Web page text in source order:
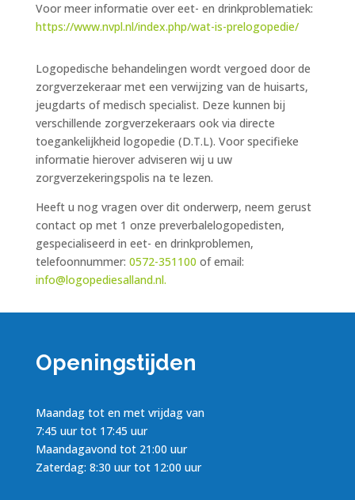
Voor meer informatie over eet- en drinkproblematiek:
https://www.nvpl.nl/index.php/wat-is-prelogopedie/
Logopedische behandelingen wordt vergoed door de
zorgverzekeraar met een verwijzing van de huisarts,
jeugdarts of medisch specialist. Deze kunnen bij
verschillende zorgverzekeraars ook via directe
toegankelijkheid logopedie (D.T.L). Voor specifieke
informatie hierover adviseren wij u uw
zorgverzekeringspolis na te lezen.
Heeft u nog vragen over dit onderwerp, neem gerust
contact op met 1 onze preverbalelogopedisten,
gespecialiseerd in eet- en drinkproblemen,
telefoonnummer: 0572-351100 of email:
info@logopediesalland.nl.
Openingstijden
Maandag tot en met vrijdag van
7:45 uur tot 17:45 uur
Maandagavond tot 21:00 uur
Zaterdag: 8:30 uur tot 12:00 uur